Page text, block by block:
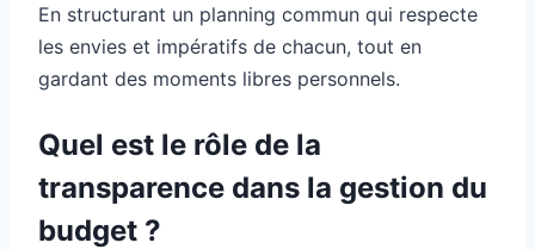
En structurant un planning commun qui respecte
les envies et impératifs de chacun, tout en
gardant des moments libres personnels.
Quel est le rôle de la
transparence dans la gestion du
budget ?